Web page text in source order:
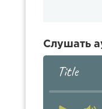
Слушать
Title